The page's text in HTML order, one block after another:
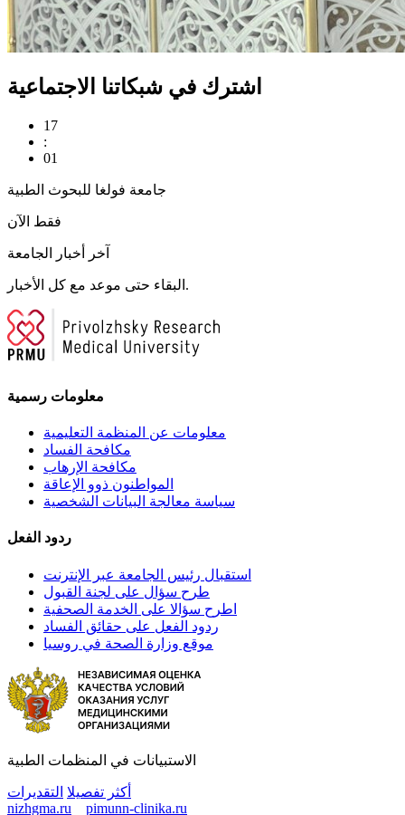
اشترك في شبكاتنا الاجتماعية
17
:
01
جامعة فولغا للبحوث الطبية
فقط الآن
آخر أخبار الجامعة
البقاء حتى موعد مع كل الأخبار.
معلومات رسمية
معلومات عن المنظمة التعليمية
مكافحة الفساد
مكافحة الإرهاب
المواطنون ذوو الإعاقة
سياسة معالجة البيانات الشخصية
ردود الفعل
استقبال رئيس الجامعة عبر الإنترنت
طرح سؤال على لجنة القبول
اطرح سؤالا على الخدمة الصحفية
ردود الفعل على حقائق الفساد
موقع وزارة الصحة في روسيا
الاستبيانات في المنظمات الطبية
أكثر تفصيلا التقديرات
nizhgma.ru
pimunn-clinika.ru